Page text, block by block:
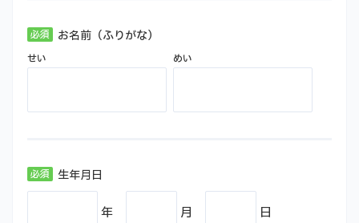
お名前（ふりがな）
せい めい
生年月日
年 月 日